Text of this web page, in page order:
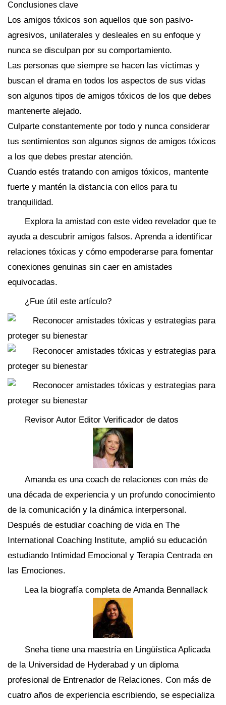
Conclusiones clave
Los amigos tóxicos son aquellos que son pasivo-
agresivos, unilaterales y desleales en su enfoque y
nunca se disculpan por su comportamiento.
Las personas que siempre se hacen las víctimas y
buscan el drama en todos los aspectos de sus vidas
son algunos tipos de amigos tóxicos de los que debes
mantenerte alejado.
Culparte constantemente por todo y nunca considerar
tus sentimientos son algunos signos de amigos tóxicos
a los que debes prestar atención.
Cuando estés tratando con amigos tóxicos, mantente
fuerte y mantén la distancia con ellos para tu
tranquilidad.
Explora la amistad con este video revelador que te
ayuda a descubrir amigos falsos. Aprenda a identificar
relaciones tóxicas y cómo empoderarse para fomentar
conexiones genuinas sin caer en amistades
equivocadas.
¿Fue útil este artículo?
Revisor Autor Editor Verificador de datos
Amanda es una coach de relaciones con más de
una década de experiencia y un profundo conocimiento
de la comunicación y la dinámica interpersonal.
Después de estudiar coaching de vida en The
International Coaching Institute, amplió su educación
estudiando Intimidad Emocional y Terapia Centrada en
las Emociones.
Lea la biografía completa de Amanda Bennallack
Sneha tiene una maestría en Lingüística Aplicada
de la Universidad de Hyderabad y un diploma
profesional de Entrenador de Relaciones. Con más de
cuatro años de experiencia escribiendo, se especializa